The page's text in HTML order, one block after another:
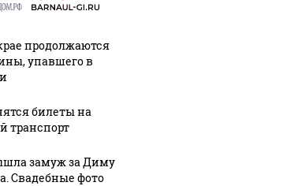
продолжаются
упавшего в
билеты на
транспорт
замуж за Диму
Свадебные фото